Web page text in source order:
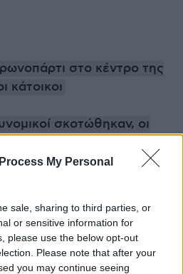
My Personal
sale, sharing to third parties, or
or sensitive information for
please use the below opt-out
Please note that after your
you may continue seeing
στο κέντρο της
κάτοικοι
σκοτώθηκαν, οι
χορηγηθεί συνολικά
στο Google News
τις ειδήσεις